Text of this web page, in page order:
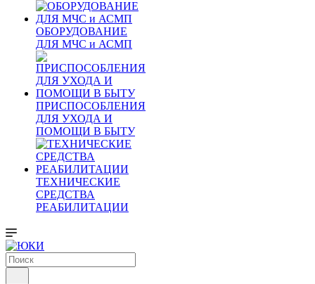
ОБОРУДОВАНИЕ
ДЛЯ МЧС и АСМП
ПРИСПОСОБЛЕНИЯ
ДЛЯ УХОДА И
ПОМОЩИ В БЫТУ
ТЕХНИЧЕСКИЕ
СРЕДСТВА
РЕАБИЛИТАЦИИ